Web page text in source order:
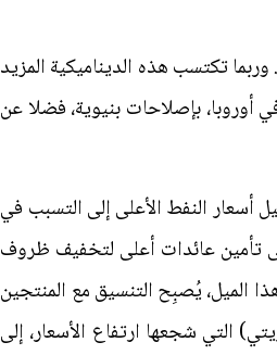
تكتسب هذه الديناميكية المزيد
أوروبا، بإصلاحات بنيوية، فضلا عن
النفط الأعلى إلى التسبب في
تأمين عائدات أعلى لتخفيف ظروف
الميل، يُصبِح التنسيق مع المنتجين
التي شجعها ارتفاع الأسعار، إلى